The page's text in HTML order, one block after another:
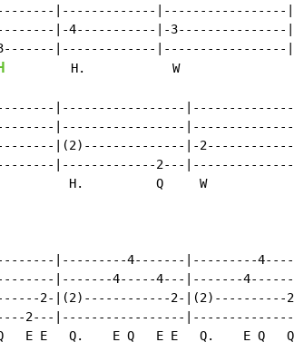
|-------------|-----------------
|-4-----------|-3---------------
3-------|-------------|-----------------
H
H.            W
|-----------------
|-----------------
|(2)--------------|-
|-------------2---
H.          Q     W
|---------4-------|---------
|-------4-----4---|-------
2-|(2)------------2-
2---|-----------------
E E   Q.    E Q   E E   Q.    E Q